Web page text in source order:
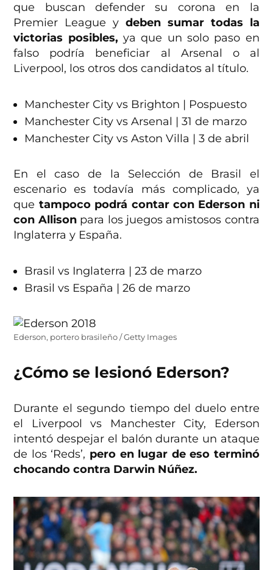
que buscan defender su corona en la
Premier League y deben sumar todas la
victorias posibles, ya que un solo paso en
falso podría beneficiar al Arsenal o al
Liverpool, los otros dos candidatos al título.
Manchester City vs Brighton | Pospuesto
Manchester City vs Arsenal | 31 de marzo
Manchester City vs Aston Villa | 3 de abril
En el caso de la Selección de Brasil el
escenario es todavía más complicado, ya
que tampoco podrá contar con Ederson ni
con Allisonpara los juegos amistosos contra
Inglaterra y España.
Brasil vs Inglaterra | 23 de marzo
Brasil vs España | 26 de marzo
Ederson, portero brasileño / Getty Images
¿Cómo se lesionó Ederson?
Durante el segundo tiempo del duelo entre
el Liverpool vs Manchester City, Ederson
intentó despejar el balón durante un ataque
de los ‘Reds’, pero en lugar de eso terminó
chocando contra Darwin Núñez.